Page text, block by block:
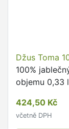
Džus Toma
100%
objemu 0,33 l
424,50 Kč
včetně DPH